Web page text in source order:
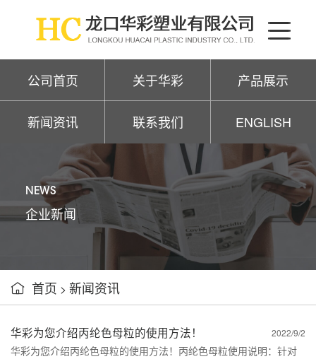
公司首页 关于华彩 产品展示
新闻资讯 联系我们 ENGLISH
NEWS
企业新闻
 首页 > 新闻资讯
华彩为您介绍丙纶色母粒的使用方法！ 2022/9/2
华彩为您介绍丙纶色母粒的使用方法！丙纶色母粒使用说明：针对